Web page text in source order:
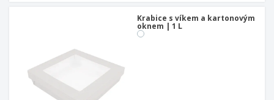
Krabice s víkem a kartonovým
oknem | 1 L